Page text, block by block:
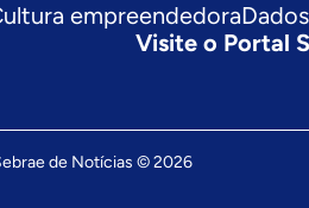
empreendedoraDados
Visite o Portal
de Notícias © 2026